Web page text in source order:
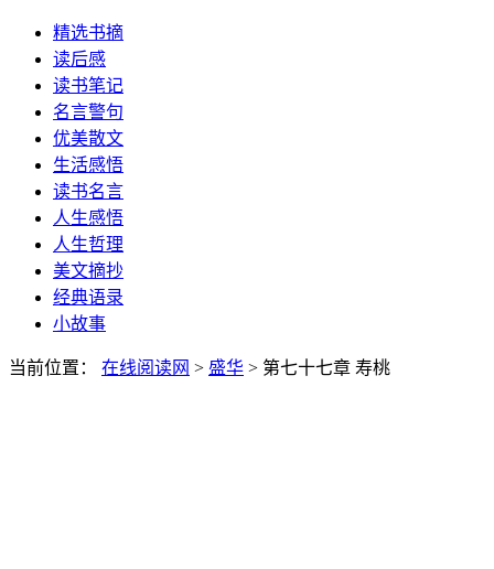
精选书摘
读后感
读书笔记
名言警句
优美散文
生活感悟
读书名言
人生感悟
人生哲理
美文摘抄
经典语录
小故事
当前位置： 在线阅读网 > 盛华 > 第七十七章 寿桃